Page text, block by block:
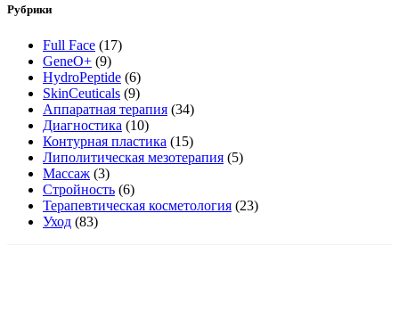
Рубрики
Full Face (17)
GeneO+ (9)
HydroPeptide (6)
SkinCeuticals (9)
Аппаратная терапия (34)
Диагностика (10)
Контурная пластика (15)
Липолитическая мезотерапия (5)
Массаж (3)
Стройность (6)
Терапевтическая косметология (23)
Уход (83)